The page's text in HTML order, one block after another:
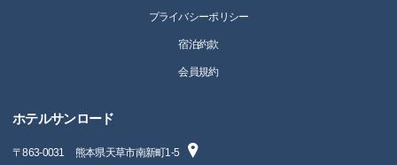
プライバシーポリシー
宿泊約款
会員規約
ホテルサンロード
〒863-0031 熊本県天草市南新町1-5